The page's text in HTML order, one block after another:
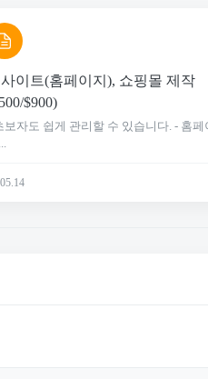
이트(홈페이지), 쇼핑몰 제작
$900)
보자도 쉽게 관리할 수 있습니다. - 홈페